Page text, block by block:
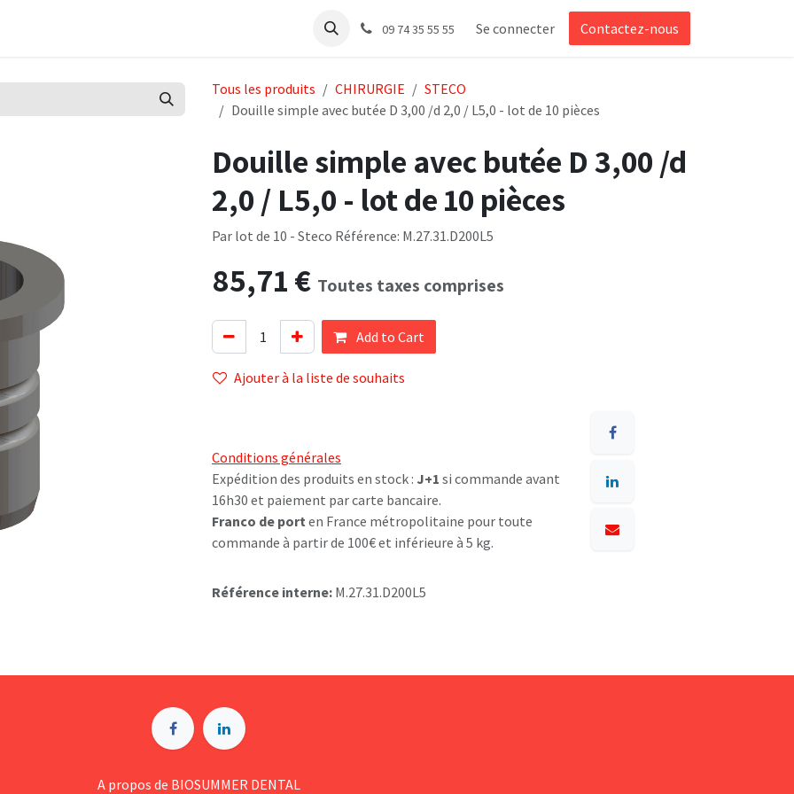
Support09 74 35 55 55 Se connecter Contactez-nous
Tous les produits CHIRURGIE
STECO
Douille simple avec butée D 3,00 /d 2,0 / L5,0 - lot de 10 pièces
Douille simple avec butée D 3,00 /d
2,0 / L5,0 - lot de 10 pièces
Par lot de 10 - Steco Référence: M.27.31.D200L5
85,71€ Toutes taxes comprises
Add to Cart
Ajouter à la liste de souhaits
Conditions générales
Expédition des produits en stock : J+1 si commande avant
16h30 et paiement par carte bancaire.
Franco de port en France métropolitaine pour toute
commande à partir de 100€ et inférieure à 5 kg.
Référence interne: M.27.31.D200L5
A p​ropos de BIOSUMMER DENTAL